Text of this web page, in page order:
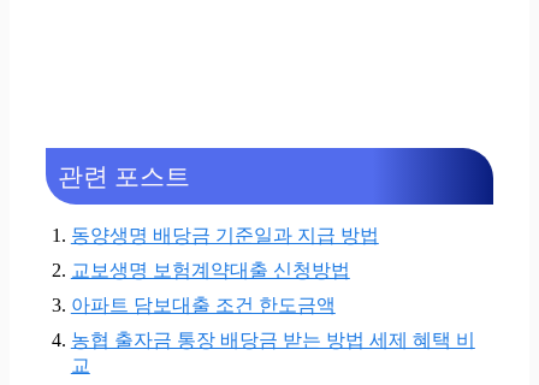
관련 포스트
동양생명 배당금 기준일과 지급 방법
교보생명 보험계약대출 신청방법
아파트 담보대출 조건 한도금액
농협 출자금 통장 배당금 받는 방법 세제 혜택 비
교